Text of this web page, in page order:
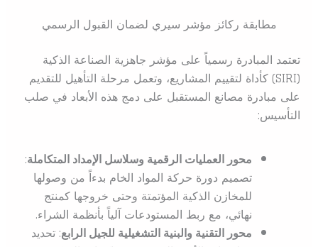
مطابقة ركائز مؤشر سيري لضمان القبول الرسمي
تعتمد المبادرة رسمياً على مؤشر جاهزية الصناعة الذكية
(SIRI) كأداة لتقييم المشاريع، وتعمل مرحلة التأهيل للتقديم
على مبادرة مصانع المستقبل على دمج هذه الأبعاد في صلب
التأسيس:
محور العمليات الرقمية وسلاسل الإمداد المتكاملة:
تصميم دورة حركة المواد الخام بدءاً من وصولها
للمخازن الذكية المؤتمتة وحتى خروجها كمنتج
نهائي، مع ربط المستودعات آلياً بأنظمة الشراء.
محور التقنية والبنية التشغيلية للجيل الرابع: تحديد